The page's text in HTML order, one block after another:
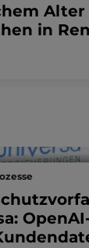
Alter
in